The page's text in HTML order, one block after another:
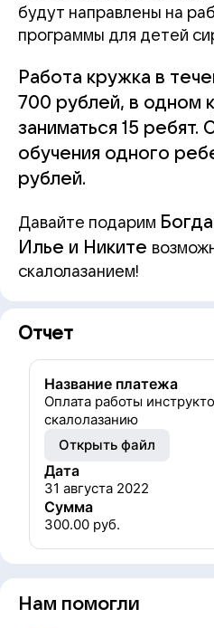
будут направлены на
программы для детей
Работа кружка в
700 рублей, в одном
заниматься 15 ребят.
обучения одного
рублей.
Давайте подарим
Илье и Никите
скалолазанием!
Отчет
Название платежа
Оплата работы
скалолазанию
Открыть файл
Дата
31 августа 2022
Сумма
300.00 руб.
Нам помогли